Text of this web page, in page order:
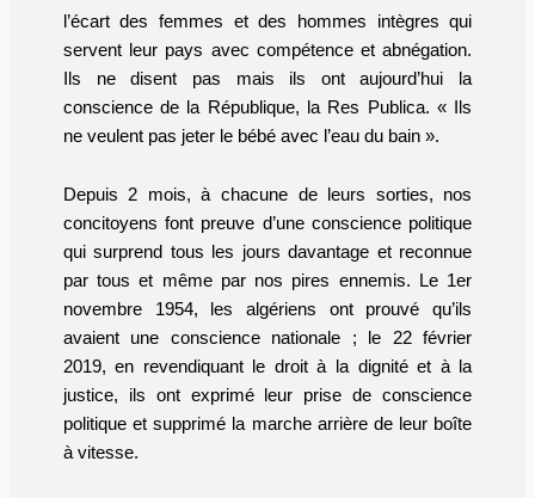
l’écart des femmes et des hommes intègres qui
servent leur pays avec compétence et abnégation.
Ils ne disent pas mais ils ont aujourd’hui la
conscience de la République, la Res Publica. « Ils
ne veulent pas jeter le bébé avec l’eau du bain ».
Depuis 2 mois, à chacune de leurs sorties, nos
concitoyens font preuve d’une conscience politique
qui surprend tous les jours davantage et reconnue
par tous et même par nos pires ennemis. Le 1er
novembre 1954, les algériens ont prouvé qu’ils
avaient une conscience nationale ; le 22 février
2019, en revendiquant le droit à la dignité et à la
justice, ils ont exprimé leur prise de conscience
politique et supprimé la marche arrière de leur boîte
à vitesse.